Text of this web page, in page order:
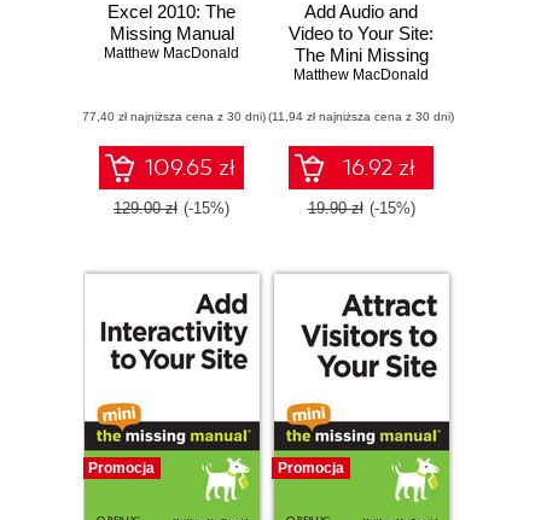
Excel 2010: The
Missing Manual
Matthew MacDonald
(77,40 zł najniższa cena z 30 dni)
109.65 zł
129.00 zł (-15%)
Add Audio and
Video to Your Site:
The Mini Missing
Manual
Matthew MacDonald
(11,94 zł najniższa cena z 30 dni)
16.92 zł
19.90 zł (-15%)
Promocja Promocja